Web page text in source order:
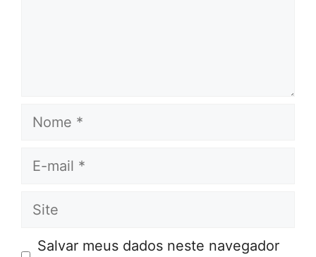
Nome
E-
Site
Salvar meus dados neste navegador